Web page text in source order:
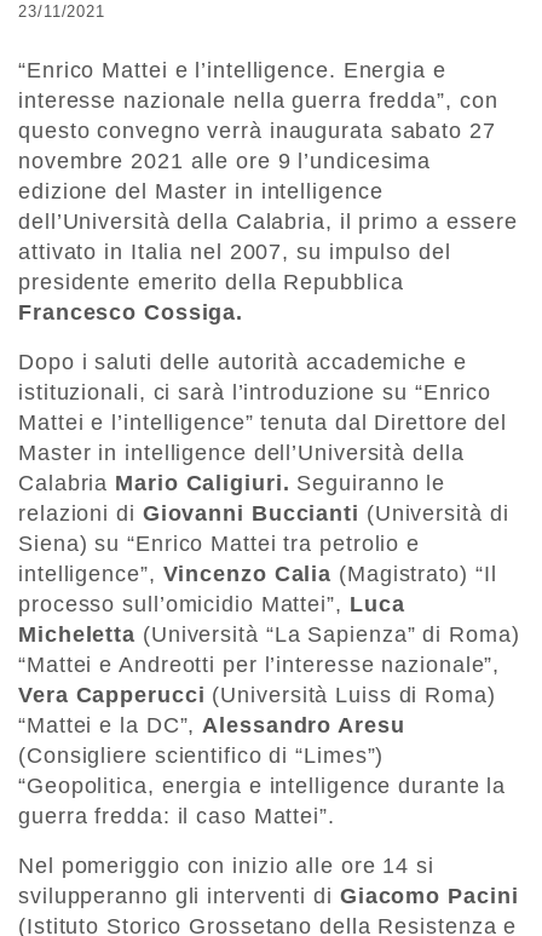
23/11/2021
“Enrico Mattei e l’intelligence. Energia e
interesse nazionale nella guerra fredda”, con
questo convegno verrà inaugurata sabato 27
novembre 2021 alle ore 9 l’undicesima
edizione del Master in intelligence
dell’Università della Calabria, il primo a essere
attivato in Italia nel 2007, su impulso del
presidente emerito della Repubblica
Francesco Cossiga.
Dopo i saluti delle autorità accademiche e
istituzionali, ci sarà l’introduzione su “Enrico
Mattei e l’intelligence” tenuta dal Direttore del
Master in intelligence dell’Università della
Calabria Mario Caligiuri. Seguiranno le
relazioni di Giovanni Buccianti (Università di
Siena) su “Enrico Mattei tra petrolio e
intelligence”, Vincenzo Calia (Magistrato) “Il
processo sull’omicidio Mattei”, Luca
Micheletta (Università “La Sapienza” di Roma)
“Mattei e Andreotti per l’interesse nazionale”,
Vera Capperucci (Università Luiss di Roma)
“Mattei e la DC”, Alessandro Aresu
(Consigliere scientifico di “Limes”)
“Geopolitica, energia e intelligence durante la
guerra fredda: il caso Mattei”.
Nel pomeriggio con inizio alle ore 14 si
svilupperanno gli interventi di Giacomo Pacini
(Istituto Storico Grossetano della Resistenza e